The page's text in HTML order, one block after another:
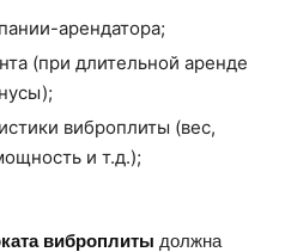
арендатора;
(при длительной аренде
виброплиты (вес,
и т.д.);
виброплиты должна